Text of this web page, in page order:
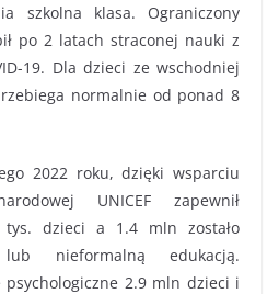
szkolna klasa. Ograniczony
po 2 latach straconej nauki z
19. Dla dzieci ze wschodniej
normalnie od ponad 8
2022 roku, dzięki wsparciu
UNICEF zapewnił
tys. dzieci a 1.4 mln zostało
nieformalną edukacją.
2.9 mln dzieci i